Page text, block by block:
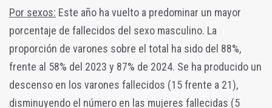
Por sexos: Este año ha vuelto a predominar un mayor
porcentaje de fallecidos del sexo masculino. La
proporción de varones sobre el total ha sido del 88%,
frente al 58% del 2023 y 87% de 2024. Se ha producido un
descenso en los varones fallecidos (15 frente a 21),
disminuyendo el número en las mujeres fallecidas (5